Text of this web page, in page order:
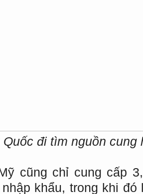
Quốc đi tìm nguồn cung
cũng chỉ cung cấp
nhập khẩu, trong khi